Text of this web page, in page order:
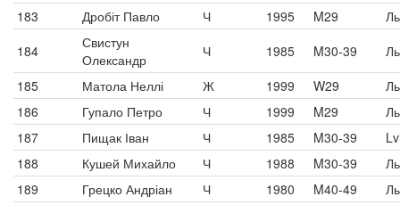
183
Дробіт Павло Ч 1995 M29
184
Свистун
Олександр
Ч 1985 M30-39
185
Матола Неллі Ж 1999 W29
186
Гупало Петро Ч 1999 M29
187
Пищак Іван Ч 1985 M30-39
188
Кушей Михайло Ч 1988 M30-39
189
Грецко Андріан Ч 1980 M40-49